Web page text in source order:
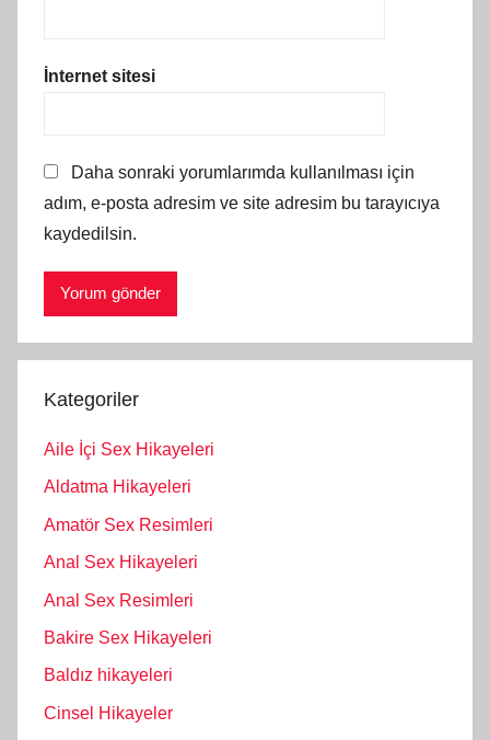
İnternet sitesi
Daha sonraki yorumlarımda kullanılması için
adım, e-posta adresim ve site adresim bu tarayıcıya
kaydedilsin.
Kategoriler
Aile İçi Sex Hikayeleri
Aldatma Hikayeleri
Amatör Sex Resimleri
Anal Sex Hikayeleri
Anal Sex Resimleri
Bakire Sex Hikayeleri
Baldız hikayeleri
Cinsel Hikayeler